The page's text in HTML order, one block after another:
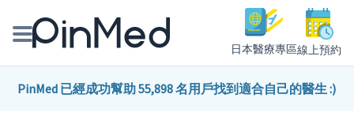
日本醫療專區線上預約
線上預約醫師、院所
PinMed 已經成功幫助 55,898 名用戶找到適合自己的醫生 :)